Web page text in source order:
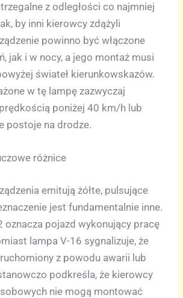
z odległości co najmniej
by inni kierowcy zdążyli
powinno być włączone
jak i w nocy, a jego montaż musi
świateł kierunkowskazów.
w tę lampę zazwyczaj
poniżej 40 km/h lub
postoje na drodze.
różnice
emitują żółte, pulsujące
jest fundamentalnie inne.
oznacza pojazd wykonujący pracę
lampa V-16 sygnalizuje, że
z powodu awarii lub
podkreśla, że kierowcy
nie mogą montować